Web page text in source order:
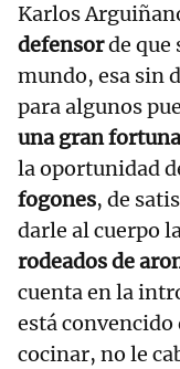
Karlos
defensorde que
mundo, esa sin
para algunos
una gran fortuna
la oportunidad
fogones, de
darle al cuerpo
rodeados de
cuenta en la
está convencido
cocinar, no le